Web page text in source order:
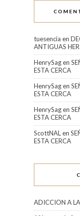
tuesencia en
ANTIGUAS
HenrySagen
ESTA CERCA
HenrySagen
ESTA CERCA
HenrySagen
ESTA CERCA
ScottNAL en
ESTA CERCA
ADICCION A